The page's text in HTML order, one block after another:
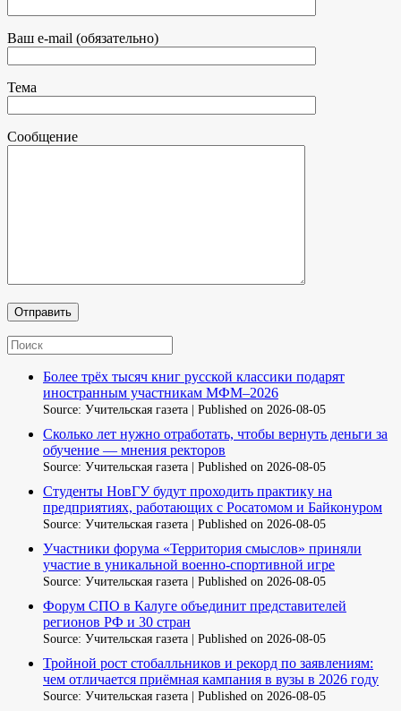
Ваш e-mail (обязательно)
Тема
Сообщение
Более трёх тысяч книг русской классики подарят
иностранным участникам МФМ–2026
Source: Учительская газета Published on 2026-08-05
Сколько лет нужно отработать, чтобы вернуть деньги за
обучение — мнения ректоров
Source: Учительская газета Published on 2026-08-05
Студенты НовГУ будут проходить практику на
предприятиях, работающих с Росатомом и Байконуром
Source: Учительская газета Published on 2026-08-05
Участники форума «Территория смыслов» приняли
участие в уникальной военно-спортивной игре
Source: Учительская газета Published on 2026-08-05
Форум СПО в Калуге объединит представителей
регионов РФ и 30 стран
Source: Учительская газета Published on 2026-08-05
Тройной рост стобалльников и рекорд по заявлениям:
чем отличается приёмная кампания в вузы в 2026 году
Source: Учительская газета Published on 2026-08-05